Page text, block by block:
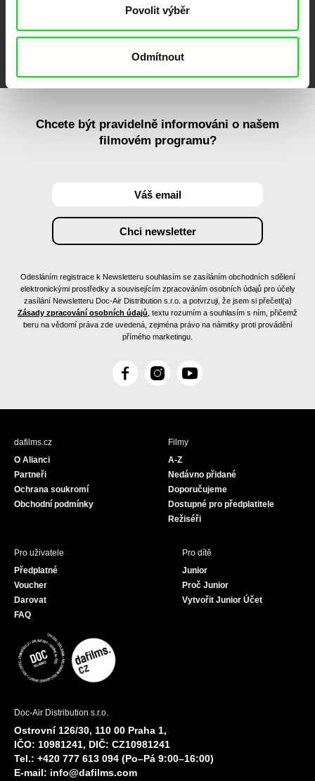
Povolit výběr
Odmítnout
FIDMarseille MFDF Ji.hlava Visions du Réel
Chcete být pravidelně informováni o našem
filmovém programu?
Odesláním registrace k Newsletteru souhlasím se zasíláním obchodních sdělení
elektronickými prostředky a souvisejícím zpracováním osobních údajů pro účely
zasílání Newsletteru Doc-Air Distribution s.r.o. a potvrzuji, že jsem si přečetl(a)
Zásady zpracování osobních údajů , textu rozumím a souhlasím s ním, přičemž
beru na vědomí práva zde uvedená, zejména právo na námitky proti provádění
přímého marketingu.
F
c
I
s
Y
u
dafilms.cz
O Alianci
Partneři
Ochrana soukromí
Obchodní podmínky
Filmy
A-Z
Nedávno přidané
Doporučujeme
Dostupné pro předplatitele
Režiséři
Pro uživatele
Předplatné
Voucher
Darovat
FAQ
Pro dítě
Junior
Proč Junior
Vytvořit Junior Účet
Doc-Air Distribution s.r.o.
Ostrovní 126/30, 110 00 Praha 1,
IČO: 10981241, DIČ: CZ10981241
Tel.: +420 777 613 094 (Po–Pá 9:00–16:00)
E-mail: info@dafilms.com